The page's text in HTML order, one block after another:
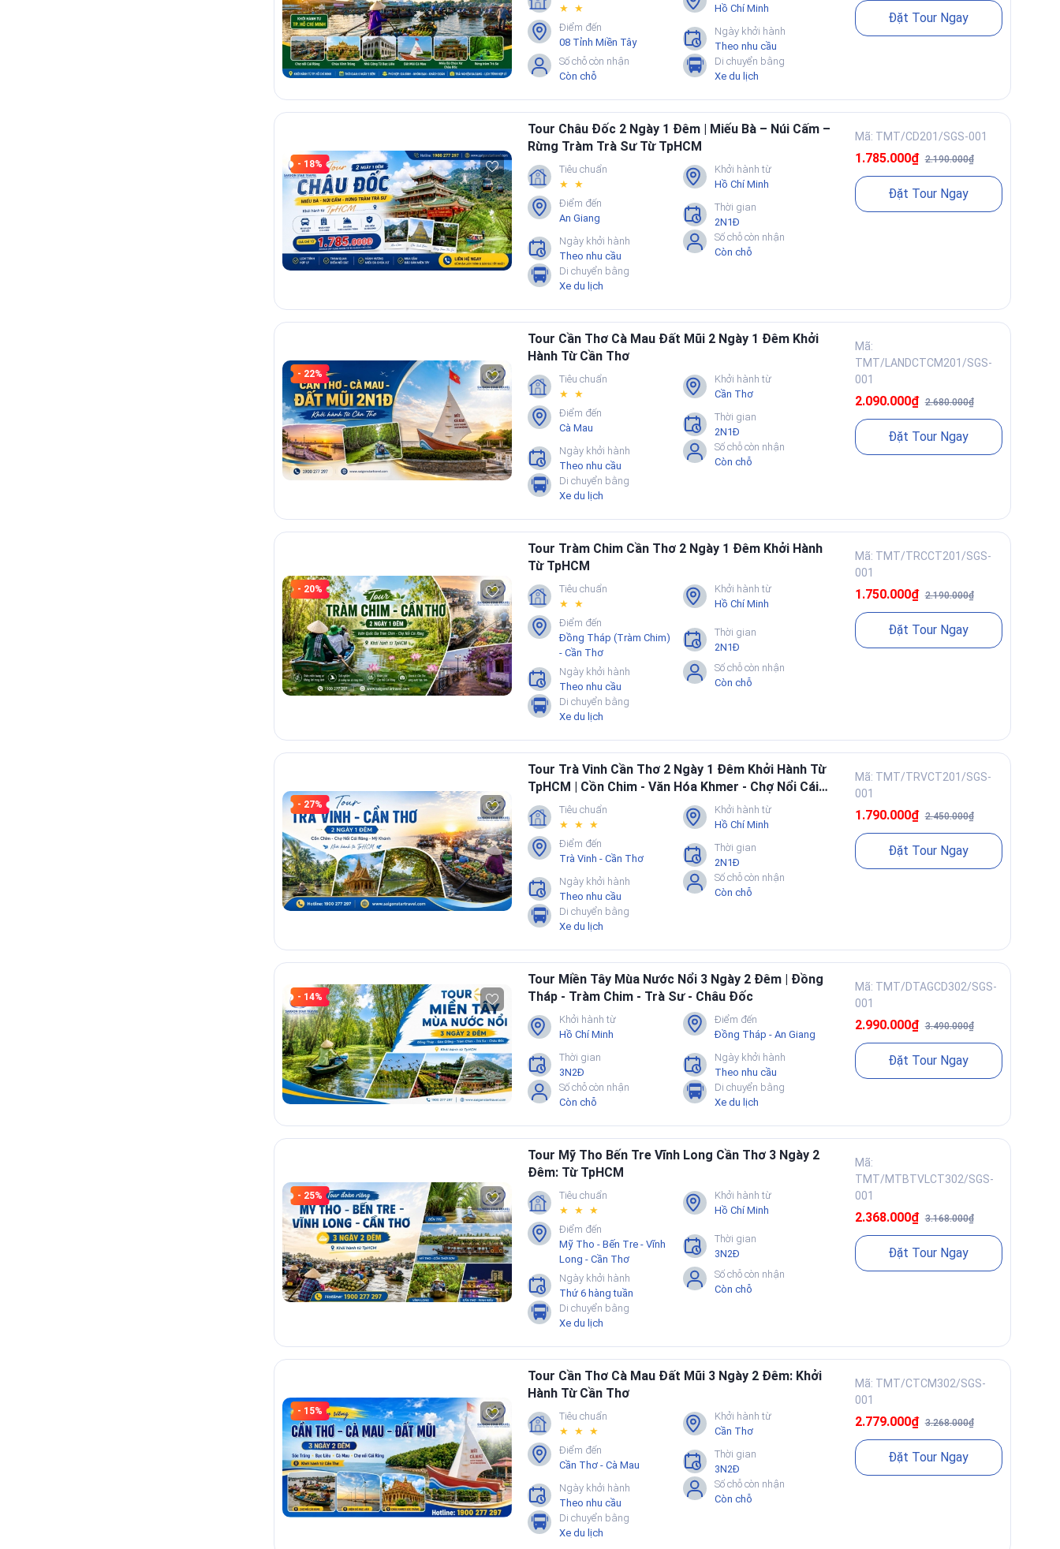
★ ★
Hồ Chí Minh
Điểm đến
08 Tỉnh Miền Tây
Ngày khởi hành
Theo nhu cầu
Số chỗ còn nhận
Còn chỗ
Di chuyển bằng
Xe du lịch
Đặt Tour Ngay
- 18%
Tour Châu Đốc 2 Ngày 1 Đêm | Miếu Bà – Núi Cấm –
Rừng Tràm Trà Sư Từ TpHCM
Tiêu chuẩn
★ ★
Khởi hành từ
Hồ Chí Minh
Điểm đến
An Giang
Thời gian
2N1Đ
Ngày khởi hành
Theo nhu cầu
Số chỗ còn nhận
Còn chỗ
Di chuyển bằng
Xe du lịch
Mã: TMT/CD201/SGS-001
1.785.000₫2.190.000₫
Đặt Tour Ngay
- 22%
Tour Cần Thơ Cà Mau Đất Mũi 2 Ngày 1 Đêm Khởi
Hành Từ Cần Thơ
Tiêu chuẩn
★ ★
Khởi hành từ
Cần Thơ
Điểm đến
Cà Mau
Thời gian
2N1Đ
Ngày khởi hành
Theo nhu cầu
Số chỗ còn nhận
Còn chỗ
Di chuyển bằng
Xe du lịch
Mã:
TMT/LANDCTCM201/SGS-
001
2.090.000₫2.680.000₫
Đặt Tour Ngay
- 20%
Tour Tràm Chim Cần Thơ 2 Ngày 1 Đêm Khởi Hành
Từ TpHCM
Tiêu chuẩn
★ ★
Khởi hành từ
Hồ Chí Minh
Điểm đến
Đồng Tháp (Tràm Chim)
- Cần Thơ
Thời gian
2N1Đ
Ngày khởi hành
Theo nhu cầu
Số chỗ còn nhận
Còn chỗ
Di chuyển bằng
Xe du lịch
Mã: TMT/TRCCT201/SGS-
001
1.750.000₫2.190.000₫
Đặt Tour Ngay
- 27%
Tour Trà Vinh Cần Thơ 2 Ngày 1 Đêm Khởi Hành Từ
TpHCM | Cồn Chim - Văn Hóa Khmer - Chợ Nổi Cái
Răng
Tiêu chuẩn
★ ★ ★
Khởi hành từ
Hồ Chí Minh
Điểm đến
Trà Vinh - Cần Thơ
Thời gian
2N1Đ
Ngày khởi hành
Theo nhu cầu
Số chỗ còn nhận
Còn chỗ
Di chuyển bằng
Xe du lịch
Mã: TMT/TRVCT201/SGS-
001
1.790.000₫2.450.000₫
Đặt Tour Ngay
- 14%
Tour Miền Tây Mùa Nước Nổi 3 Ngày 2 Đêm | Đồng
Tháp - Tràm Chim - Trà Sư - Châu Đốc
Khởi hành từ
Hồ Chí Minh
Điểm đến
Đồng Tháp - An Giang
Thời gian
3N2Đ
Ngày khởi hành
Theo nhu cầu
Số chỗ còn nhận
Còn chỗ
Di chuyển bằng
Xe du lịch
Mã: TMT/DTAGCD302/SGS-
001
2.990.000₫3.490.000₫
Đặt Tour Ngay
- 25%
Tour Mỹ Tho Bến Tre Vĩnh Long Cần Thơ 3 Ngày 2
Đêm: Từ TpHCM
Tiêu chuẩn
★ ★ ★
Khởi hành từ
Hồ Chí Minh
Điểm đến
Mỹ Tho - Bến Tre - Vĩnh
Long - Cần Thơ
Thời gian
3N2Đ
Ngày khởi hành
Thứ 6 hàng tuần
Số chỗ còn nhận
Còn chỗ
Di chuyển bằng
Xe du lịch
Mã:
TMT/MTBTVLCT302/SGS-
001
2.368.000₫3.168.000₫
Đặt Tour Ngay
- 15%
Tour Cần Thơ Cà Mau Đất Mũi 3 Ngày 2 Đêm: Khởi
Hành Từ Cần Thơ
Tiêu chuẩn
★ ★ ★
Khởi hành từ
Cần Thơ
Điểm đến
Cần Thơ - Cà Mau
Thời gian
3N2Đ
Ngày khởi hành
Theo nhu cầu
Số chỗ còn nhận
Còn chỗ
Di chuyển bằng
Xe du lịch
Mã: TMT/CTCM302/SGS-
001
2.779.000₫3.268.000₫
Đặt Tour Ngay